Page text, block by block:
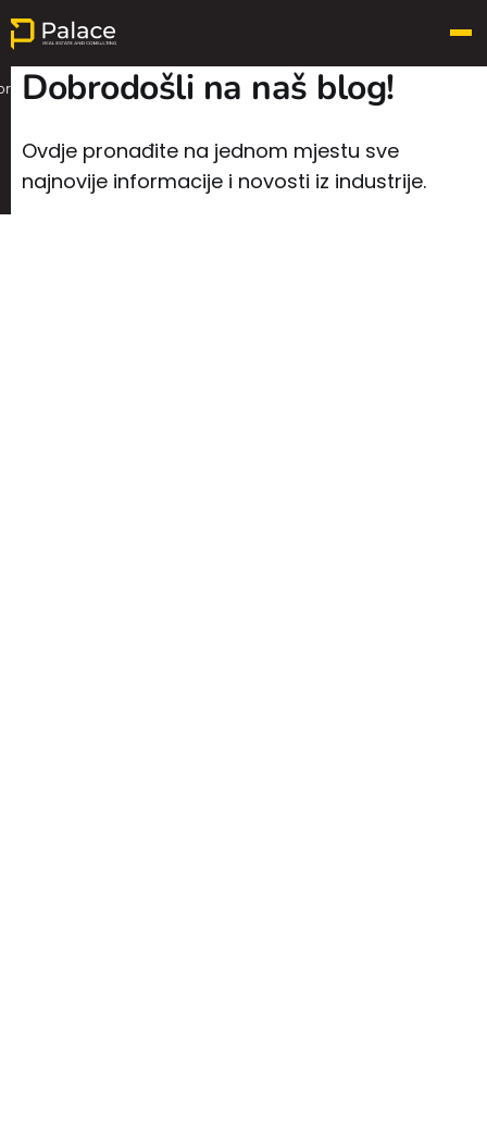
Dobrodošli na naš blog!
Ovdje pronađite na jednom mjestu sve
najnovije informacije i novosti iz industrije.